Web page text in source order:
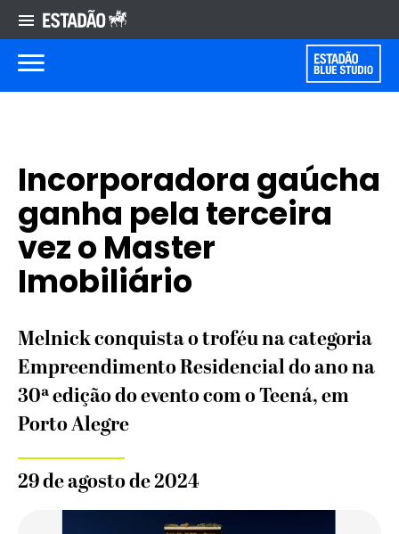
Incorporadora gaúcha
ganha pela terceira
vez o Master
Imobiliário
Melnick conquista o troféu na categoria
Empreendimento Residencial do ano na
30ª edição do evento com o Teená, em
Porto Alegre
29 de agosto de 2024